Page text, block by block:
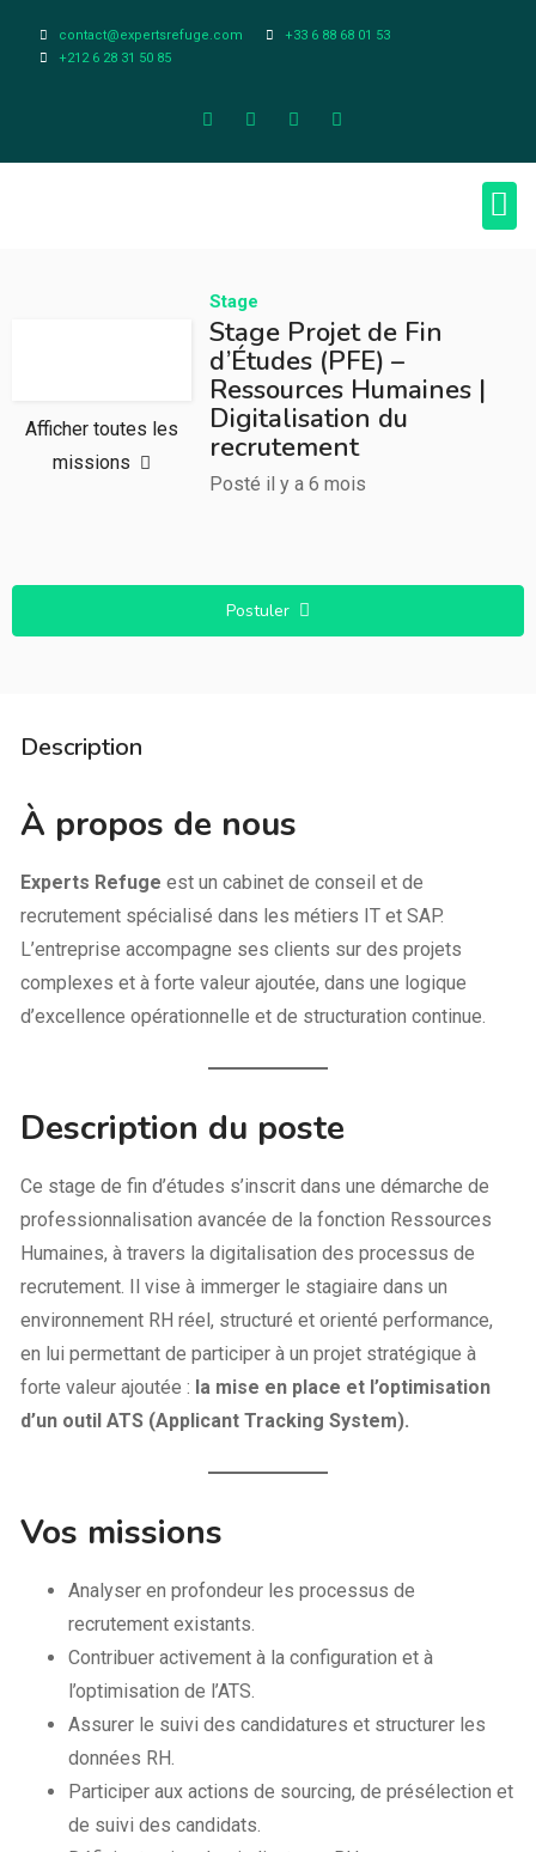
contact@expertsrefuge.com
+33 6 88 68 01 53
+212 6 28 31 50 85
Afficher toutes les
missions
Stage
Stage Projet de Fin
d’Études (PFE) –
Ressources Humaines |
Digitalisation du
recrutement
Posté il y a 6 mois
Postuler
Description
À propos de nous
Experts Refuge est un cabinet de conseil et de
recrutement spécialisé dans les métiers IT et SAP.
L’entreprise accompagne ses clients sur des projets
complexes et à forte valeur ajoutée, dans une logique
d’excellence opérationnelle et de structuration continue.
Description du poste
Ce stage de fin d’études s’inscrit dans une démarche de
professionnalisation avancée de la fonction Ressources
Humaines, à travers la digitalisation des processus de
recrutement. Il vise à immerger le stagiaire dans un
environnement RH réel, structuré et orienté performance,
en lui permettant de participer à un projet stratégique à
forte valeur ajoutée : la mise en place et l’optimisation
d’un outil ATS (Applicant Tracking System).
Vos missions
Analyser en profondeur les processus de
recrutement existants.
Contribuer activement à la configuration et à
l’optimisation de l’ATS.
Assurer le suivi des candidatures et structurer les
données RH.
Participer aux actions de sourcing, de présélection et
de suivi des candidats.